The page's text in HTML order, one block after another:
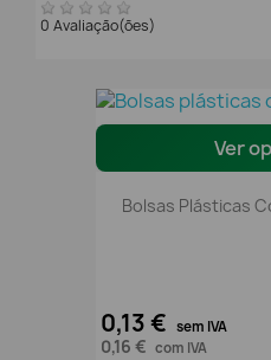
0 Avaliação(ões)
Ver
Bolsas Plásticas
0,13 € sem IVA
0,16 € com IVA